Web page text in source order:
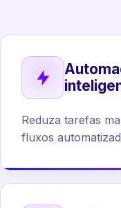
Reduza tarefas
fluxos